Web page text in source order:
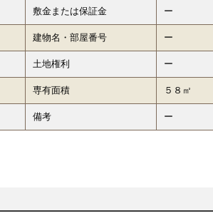
敷金または保証金 ー
建物名・部屋番号 ー
土地権利 ー
専有面積 ５８㎡
備考 ー